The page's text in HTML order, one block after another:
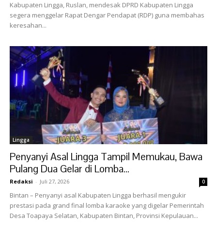
Kabupaten Lingga, Ruslan, mendesak DPRD Kabupaten Lingga
segera menggelar Rapat Dengar Pendapat (RDP) guna membahas
keresahan...
Lingga
Penyanyi Asal Lingga Tampil Memukau, Bawa
Pulang Dua Gelar di Lomba...
Redaksi - Juli 27, 2026 0
Bintan – Penyanyi asal Kabupaten Lingga berhasil mengukir
prestasi pada grand final lomba karaoke yang digelar Pemerintah
Desa Toapaya Selatan, Kabupaten Bintan, Provinsi Kepulauan...